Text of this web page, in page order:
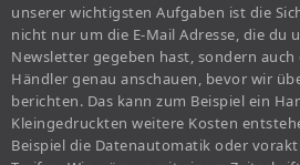
unserer wichtigsten Aufgaben ist die
nicht nur um die E-Mail Adresse, die du
Newsletter gegeben hast, sondern
Händler genau anschauen, bevor wir
berichten. Das kann zum Beispiel ein
Kleingedruckten weitere Kosten
Beispiel die Datenautomatik oder